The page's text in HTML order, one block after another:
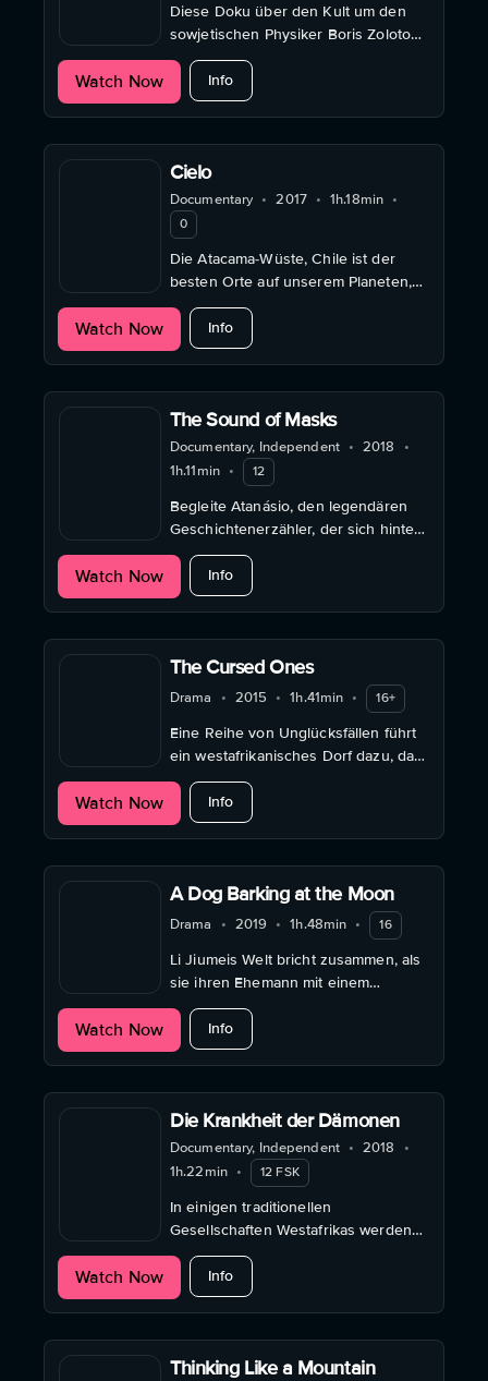
Diese Doku über den Kult um den
sowjetischen Physiker Boris Zolotov
wurde mit dem ARTE-
Dokumentarfilmpreis ausgezeichnet.
Watch Now Infoabout Swimmers
Cielo
Documentary • 2017 • 1h.18min •
0
Die Atacama-Wüste, Chile ist der
besten Orte auf unserem Planeten,
um die atemberaubende Schönheit
des Nachthimmels zu erkunden und
zu betrachten.
Watch Now Infoabout Cielo
The Sound of Masks
Documentary, Independent • 2018
•
1h.11min • 12
Begleite Atanásio, den legendären
Geschichtenerzähler, der sich hinter
einer geheimnisvollen Holzmaske
verbirgt, beim faszinierenden
Mapiko-Tanz.
Watch Now Infoabout The Sound of Masks
The Cursed Ones
Drama • 2015 • 1h.41min • 16+
Eine Reihe von Unglücksfällen führt
ein westafrikanisches Dorf dazu, das
Mädchen Asabi der Hexerei zu
beschuldigen.
Watch Now Infoabout The Cursed Ones
A Dog Barking at the Moon
Drama • 2019 • 1h.48min • 16
Li Jiumeis Welt bricht zusammen, als
sie ihren Ehemann mit einem
anderen Mann entdeckt.
Watch Now Infoabout A Dog Barking at the Moon
Die Krankheit der Dämonen
Documentary, Independent • 2018
•
1h.22min • 12 FSK
In einigen traditionellen
Gesellschaften Westafrikas werden
Geisteskrankheiten und Epilepsie
immer noch als dämonische
Besessenheit angesehen.
Watch Now Infoabout Die Krankheit der Dämonen
Thinking Like a Mountain